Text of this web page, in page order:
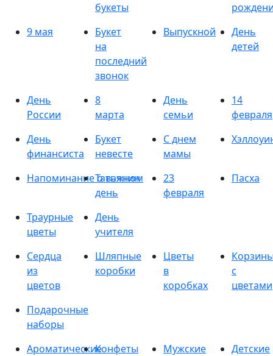
букеты
9 мая
Букет
на
последний
звонок
Выпускной
День
детей
День
России
8
марта
День
семьи
14
февраля
День
финансиста
Букет
невесте
С днем
мамы
Напоминание о важном
Татьянин
день
23
февраля
Пасха
Траурные
цветы
День
учителя
Сердца
из
цветов
Шляпные
коробки
Цветы
в
коробках
с
цветами
Подарочные
наборы
АроматическиеКонфеты
Мужские
Детские